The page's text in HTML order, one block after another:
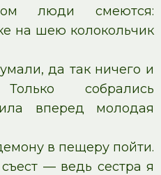
люди смеются:
на шею колокольчик
да так ничего и
собрались
вперед молодая
в пещеру пойти.
— ведь сестра я